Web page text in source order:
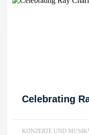
Celebrating
KONZERTE UND